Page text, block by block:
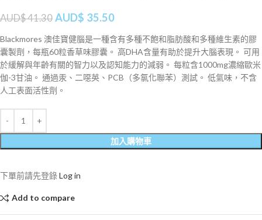
AUD$41.30 AUD$ 35.50
Blackmores 澳佳寶健腦是一種含有多種不飽和脂肪酸和多種維生素的膠
囊製劑，每瓶60粒香草味膠囊。 高DHA含量有助於提升大腦表現。 可用
於緩解與年齡有關的智力以及認知能力的減弱。 每粒含1000mg濃縮歐米
伽-3甘油。 通過汞、二噁英、PCB（多氯化聯苯）測試。 低氣味，不含
人工表面活性劑。
加入購物車
下單前請先登錄Log in
Add to compare